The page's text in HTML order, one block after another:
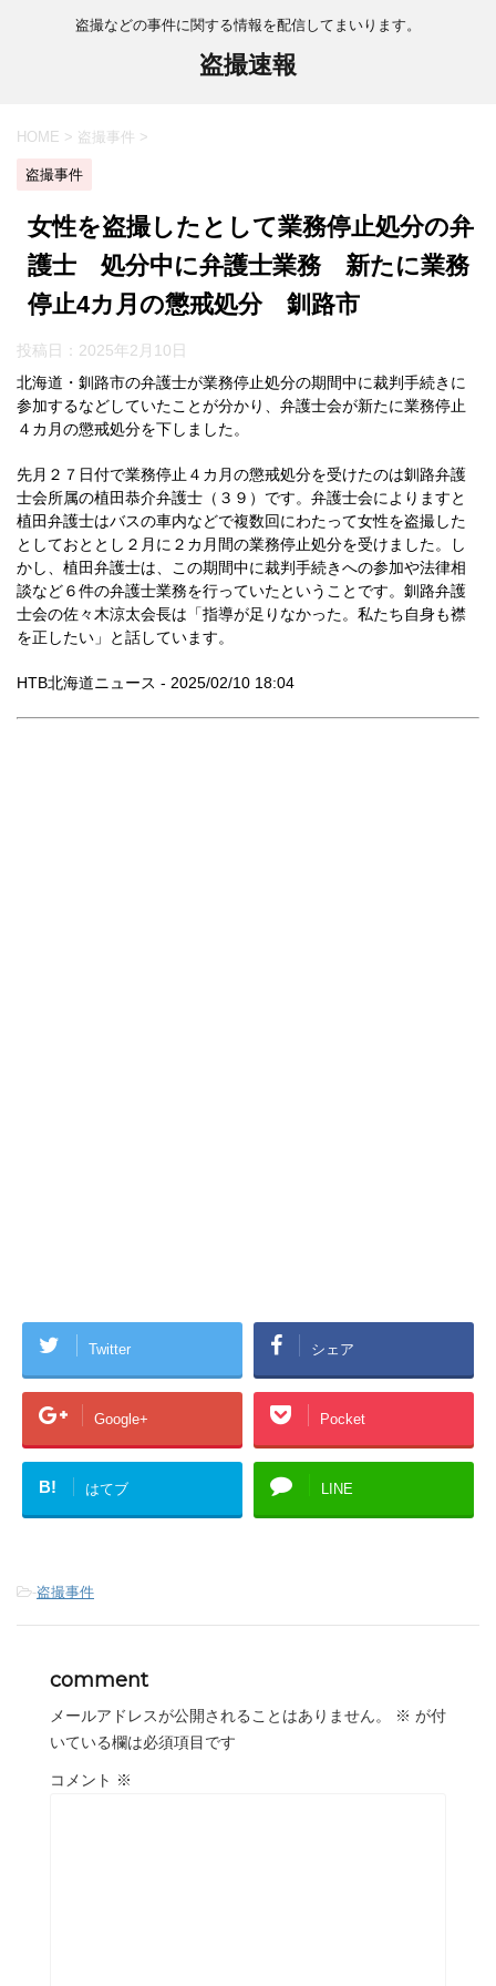
盗撮などの事件に関する情報を配信してまいります。
盗撮速報
HOME > 盗撮事件 >
盗撮事件
女性を盗撮したとして業務停止処分の弁
護士 処分中に弁護士業務 新たに業務
停止4カ月の懲戒処分 釧路市
投稿日： 2025年2月10日
北海道・釧路市の弁護士が業務停止処分の期間中に裁判手続きに
参加するなどしていたことが分かり、弁護士会が新たに業務停止
４カ月の懲戒処分を下しました。
先月２７日付で業務停止４カ月の懲戒処分を受けたのは釧路弁護
士会所属の植田恭介弁護士（３９）です。弁護士会によりますと
植田弁護士はバスの車内などで複数回にわたって女性を盗撮した
としておととし２月に２カ月間の業務停止処分を受けました。し
かし、植田弁護士は、この期間中に裁判手続きへの参加や法律相
談など６件の弁護士業務を行っていたということです。釧路弁護
士会の佐々木涼太会長は「指導が足りなかった。私たち自身も襟
を正したい」と話しています。
HTB北海道ニュース - 2025/02/10 18:04
Twitter シェア
Google+ Pocket
B! はてブ LINE
-盗撮事件
comment
メールアドレスが公開されることはありません。 ※ が付
いている欄は必須項目です
コメント ※